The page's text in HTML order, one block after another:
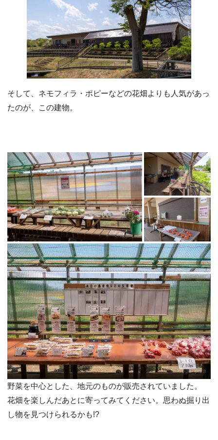
そして、ネモフィラ・ポピーなどの花畑よりも人気があっ
たのが、この建物。
野菜を中心とした、地元のものが販売されていました。
花畑を楽しんだあとに寄ってみてください。思わぬ掘り出
し物を見つけられるかも!?